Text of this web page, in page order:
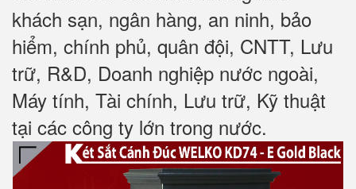
khách sạn, ngân hàng, an ninh, bảo
hiểm, chính phủ, quân đội, CNTT, Lưu
trữ, R&D, Doanh nghiệp nước ngoài,
Máy tính, Tài chính, Lưu trữ, Kỹ thuật
tại các công ty lớn trong nước.